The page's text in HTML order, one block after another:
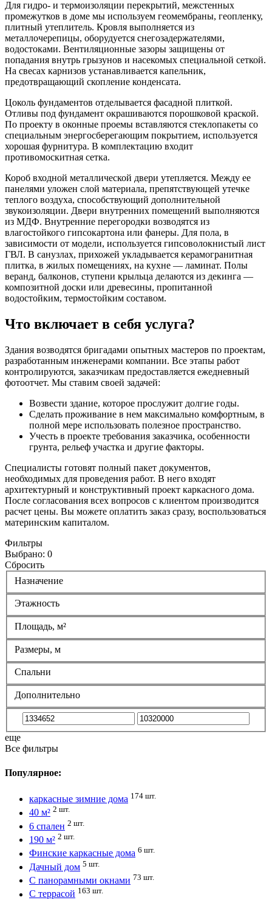
Для гидро- и термоизоляции перекрытий, межстенных
промежутков в доме мы используем геомембраны, геопленку,
плитный утеплитель. Кровля выполняется из
металлочерепицы, оборудуется снегозадержателями,
водостоками. Вентиляционные зазоры защищены от
попадания внутрь грызунов и насекомых специальной сеткой.
На свесах карнизов устанавливается капельник,
предотвращающий скопление конденсата.
Цоколь фундаментов отделывается фасадной плиткой.
Отливы под фундамент окрашиваются порошковой краской.
По проекту в оконные проемы вставляются стеклопакеты со
специальным энергосберегающим покрытием, используется
хорошая фурнитура. В комплектацию входит
противомоскитная сетка.
Короб входной металлической двери утепляется. Между ее
панелями уложен слой материала, препятствующей утечке
теплого воздуха, способствующий дополнительной
звукоизоляции. Двери внутренних помещений выполняются
из МДФ. Внутренние перегородки возводятся из
влагостойкого гипсокартона или фанеры. Для пола, в
зависимости от модели, используется гипсоволокнистый лист
ГВЛ. В санузлах, прихожей укладывается керамогранитная
плитка, в жилых помещениях, на кухне — ламинат. Полы
веранд, балконов, ступени крыльца делаются из декинга —
композитной доски или древесины, пропитанной
водостойким, термостойким составом.
Что включает в себя услуга?
Здания возводятся бригадами опытных мастеров по проектам,
разработанным инженерами компании. Все этапы работ
контролируются, заказчикам предоставляется ежедневный
фотоотчет. Мы ставим своей задачей:
Возвести здание, которое прослужит долгие годы.
Сделать проживание в нем максимально комфортным, в
полной мере использовать полезное пространство.
Учесть в проекте требования заказчика, особенности
грунта, рельеф участка и другие факторы.
Специалисты готовят полный пакет документов,
необходимых для проведения работ. В него входят
архитектурный и конструктивный проект каркасного дома.
После согласования всех вопросов с клиентом производится
расчет цены. Вы можете оплатить заказ сразу, воспользоваться
материнским капиталом.
Фильтры
Выбрано: 0
Сбросить
Назначение
Этажность
Площадь, м²
Размеры, м
Спальни
Дополнительно
еще
Все фильтры
Популярное:
каркасные зимние дома 174 шт.
40 м² 2 шт.
6 спален 2 шт.
190 м² 2 шт.
Финские каркасные дома 6 шт.
Дачный дом 5 шт.
С панорамными окнами 73 шт.
С террасой 163 шт.